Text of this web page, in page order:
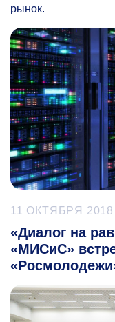
рынок.
11 ОКТЯБРЯ
«Диалог на
«МИСиС»